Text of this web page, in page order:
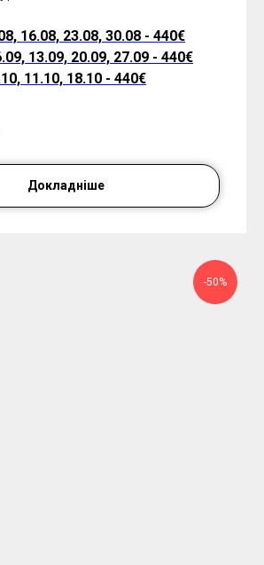
16.08, 23.08, 30.08 - 440€
13.09, 20.09, 27.09 - 440€
11.10, 18.10 - 440€
Докладніше
-50%